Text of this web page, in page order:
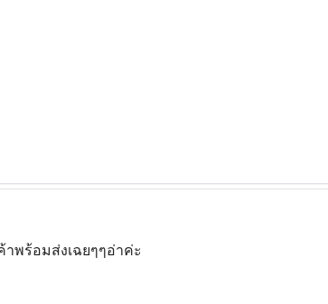
พร้อมส่งเฉยๆๆอ่าค่ะ